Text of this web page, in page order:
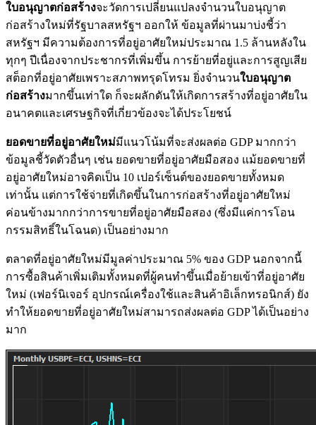
ใบอนุญาตก่อสร้างจะวัดการเปลี่ยนแปลงจำนวนใบอนุญาต
ก่อสร้างใหม่ที่รัฐบาลสหรัฐฯ ออกให้ ข้อมูลที่ผ่านมาบ่งชี้ว่า
สหรัฐฯ มีความต้องการที่อยู่อาศัยใหม่ประมาณ 1.5 ล้านหลังใน
ทุกๆ ปีเนื่องจากประชากรที่เพิ่มขึ้น การย้ายที่อยู่และการสูญเสีย
สต็อกที่อยู่อาศัยเพราะสภาพทรุดโทรม ยิ่งจำนวนใบอนุญาต
ก่อสร้างมากขึ้นเท่าใด ก็จะผลักดันให้เกิดการสร้างที่อยู่อาศัยใน
อนาคตและเศรษฐกิจที่เกี่ยวข้องจะได้ประโยชน์
ยอดขายที่อยู่อาศัยใหม่มีแนวโน้มที่จะส่งผลต่อ GDP มากกว่า
ข้อมูลชี้วัดตัวอื่นๆ เช่น ยอดขายที่อยู่อาศัยมือสอง แม้ยอดขายที่
อยู่อาศัยใหม่อาจคิดเป็น 10 เปอร์เซ็นต์ของยอดขายทั้งหมด
เท่านั้น แต่การใช้จ่ายที่เกิดขึ้นในการก่อสร้างที่อยู่อาศัยใหม่
ค่อนข้างมากกว่าการขายที่อยู่อาศัยมือสอง (ซึ่งมีแค่การโอน
กรรมสิทธิ์ในโฉนด) เป็นอย่างมาก
ตลาดที่อยู่อาศัยใหม่มีมูลค่าประมาณ 5% ของ GDP นอกจากนี้
การซื้อสินค้าเพิ่มเติมทั้งหมดที่ผู้คนทำขึ้นเมื่อย้ายเข้าที่อยู่อาศัย
ใหม่ (เฟอร์นิเจอร์ อุปกรณ์เครื่องใช้และสินค้าอิเล็กทรอนิกส์) ยัง
ทำให้ยอดขายที่อยู่อาศัยใหม่สามารถส่งผลต่อ GDP ได้เป็นอย่าง
มาก